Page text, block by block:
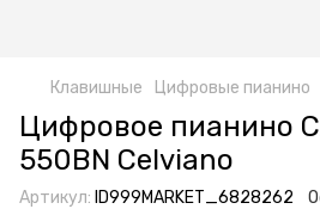
Клавишные Цифровые пианино
Цифровое пианино
550BN Celviano
Артикул: ID999MARKET_6828262